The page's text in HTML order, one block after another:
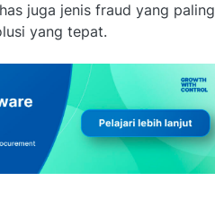
juga jenis fraud yang paling
yang tepat.